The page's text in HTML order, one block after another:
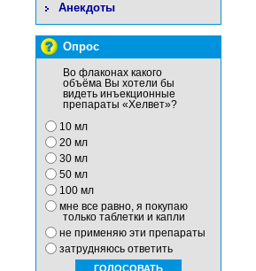
Анекдоты
Опрос
Во флаконах какого
объёма Вы хотели бы
видеть инъекционные
препараты «Хелвет»?
10 мл
20 мл
30 мл
50 мл
100 мл
мне все равно, я покупаю
только таблетки и капли
не применяю эти препараты
затрудняюсь ответить